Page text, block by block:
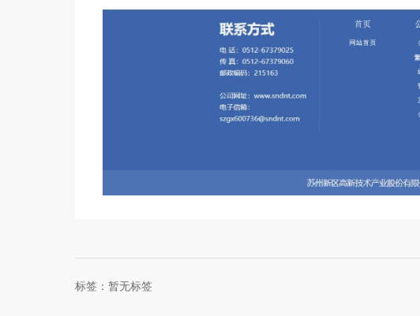
标签：暂无标签